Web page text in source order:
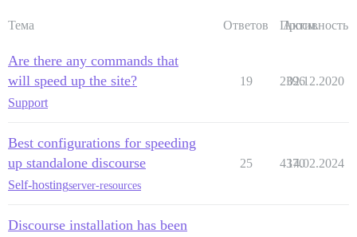
Тема Ответов Просм.
Активность
Are there any commands that
will speed up the site?
Support
19 2396
02.12.2020
Best configurations for speeding
up standalone discourse
Self-hostingserver-resources
25 4370
14.02.2024
Discourse installation has been